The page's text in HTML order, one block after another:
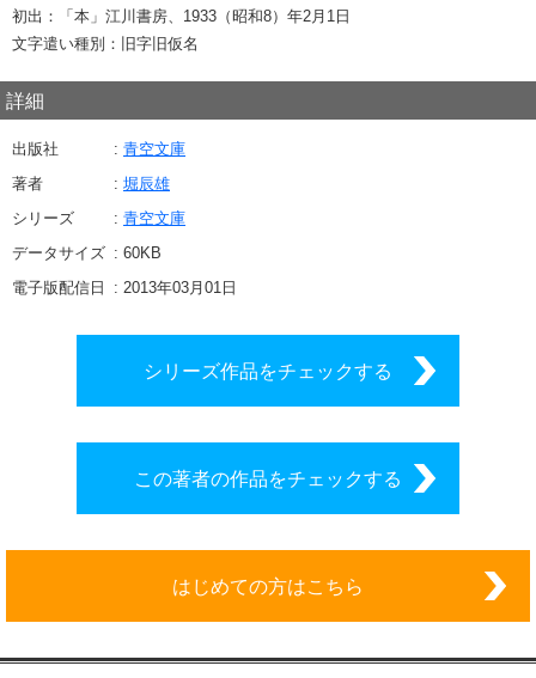
初出：「本」江川書房、1933（昭和8）年2月1日
文字遣い種別：旧字旧仮名
詳細
出版社
青空文庫
著者
堀辰雄
シリーズ
青空文庫
データサイズ
60KB
電子版配信日
2013年03月01日
シリーズ作品をチェックする
この著者の作品をチェックする
はじめての方はこちら